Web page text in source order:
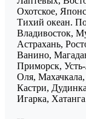
Охотское,
Тихий океан.
Владивосток,
Астрахань,
Ванино,
Приморск,
Оля,
Кастри,
Игарка,